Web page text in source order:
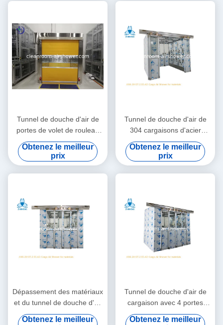
Tunnel de douche d'air de
portes de volet de rouleau
pour l'usine de Foxconn
Obtenez le meilleur
prix
Tunnel de douche d'air de
304 cargaisons d'acier
inoxydable avec 4 portes
coulissantes automatiques
de feuille
Obtenez le meilleur
prix
Dépassement des matériaux
et du tunnel de douche d'air
de cargaison de
Obtenez le meilleur
Tunnel de douche d'air de
cargaison avec 4 portes
coulissantes automatiques
Obtenez le meilleur